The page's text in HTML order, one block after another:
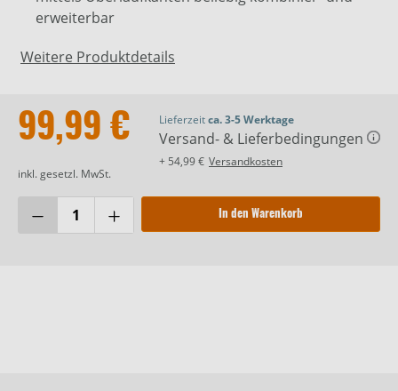
erweiterbar
Weitere Produktdetails
99,99 €
inkl. gesetzl. MwSt.
Lieferzeitca. 3-5 Werktage
Versand- & Lieferbedingungen
+ 54,99 € Versandkosten
In den Warenkorb